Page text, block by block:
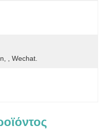
, Wechat.